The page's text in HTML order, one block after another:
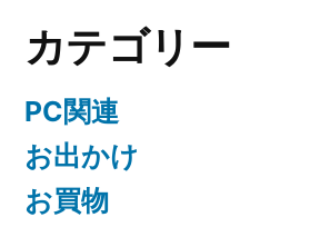
カテゴリー
PC関連
お出かけ
お買物